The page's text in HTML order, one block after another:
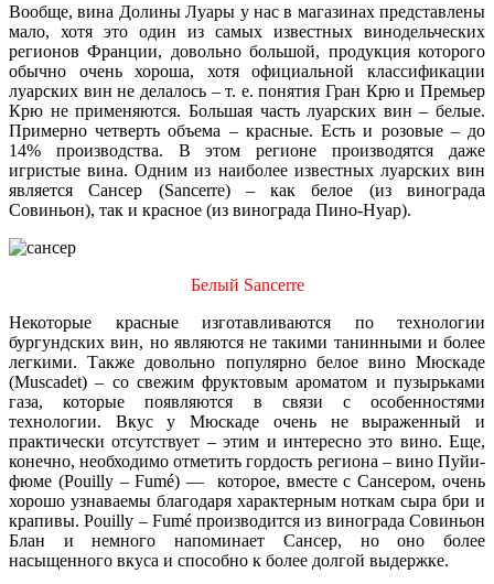
Вообще, вина Долины Луары у нас в магазинах представлены
мало, хотя это один из самых известных винодельческих
регионов Франции, довольно большой, продукция которого
обычно очень хороша, хотя официальной классификации
луарских вин не делалось – т. е. понятия Гран Крю и Премьер
Крю не применяются. Большая часть луарских вин – белые.
Примерно четверть объема – красные. Есть и розовые – до
14% производства. В этом регионе производятся даже
игристые вина. Одним из наиболее известных луарских вин
является Сансер (Sancerre) – как белое (из винограда
Совиньон), так и красное (из винограда Пино-Нуар).
Белый Sancerre
Некоторые красные изготавливаются по технологии
бургундских вин, но являются не такими танинными и более
легкими. Также довольно популярно белое вино Мюскаде
(Muscadet) – со свежим фруктовым ароматом и пузырьками
газа, которые появляются в связи с особенностями
технологии. Вкус у Мюскаде очень не выраженный и
практически отсутствует – этим и интересно это вино. Еще,
конечно, необходимо отметить гордость региона – вино Пуйи-
фюме (Pouilly – Fumé) — которое, вместе с Сансером, очень
хорошо узнаваемы благодаря характерным ноткам сыра бри и
крапивы. Pouilly – Fumé производится из винограда Совиньон
Блан и немного напоминает Сансер, но оно более
насыщенного вкуса и способно к более долгой выдержке.